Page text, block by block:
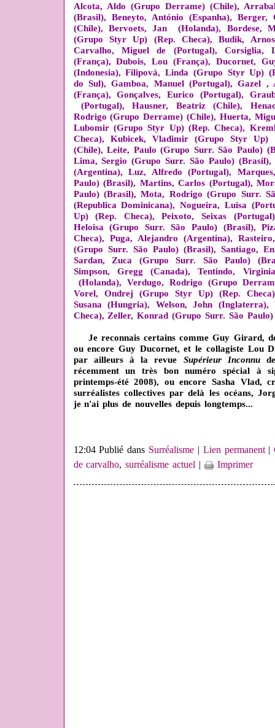
Alcota, Aldo (Grupo Derrame) (Chile),
(Brasil), Beneyto, António (Espanha),
(Chile), Bervoets, Jan
(Holanda), Bordese,
(Grupo Styr Up) (Rep. Checa), Budik,
Carvalho, Miguel de (Portugal), Corsiglia,
(França), Dubois, Lou (França), Ducornet,
(Indonesia), Filipová, Linda (Grupo Styr Up)
do Sul), Gamboa, Manuel (Portugal), Gazel
(França), Gonçalves, Eurico (Portugal),
(Portugal), Hausner, Beatriz (Chile),
Rodrigo (Grupo Derrame) (Chile), Huerta,
Lubomir (Grupo Styr Up) (Rep. Checa),
Checa), Kubicek, Vladimir (Grupo Styr Up)
(Chile), Leite, Paulo (Grupo Surr. São Paulo)
Lima, Sergio (Grupo Surr. São Paulo)
(Argentina), Luz, Alfredo (Portugal),
Paulo) (Brasil), Martins, Carlos (Portugal),
Paulo) (Brasil), Mota, Rodrigo (Grupo Surr.
(Republica Dominicana), Nogueira, Luisa
Up) (Rep. Checa), Peixoto, Seixas (Portug
Heloisa (Grupo Surr. São Paulo) (Brasil),
Checa), Puga, Alejandro (Argentina),
(Grupo Surr. São Paulo) (Brasil), Santiago,
Sardan, Zuca (Grupo Surr. São Paulo)
Simpson, Gregg (Canada), Tentindo,
(Holanda), Verdugo, Rodrigo (Grupo
Vorel, Ondrej (Grupo Styr Up) (Rep.
Susana (Hungria), Welson, John
Checa), Zeller, Konrad (Grupo Surr. São
Je reconnais certains comme Guy Girard,
ou encore Guy Ducornet, et le collagiste Lou
par ailleurs à la revue Supérieur Inconnu
récemment un très bon numéro spécial à
printemps-été 2008), ou encore Sasha Vlad,
surréalistes collectives par delà les océans,
je n'ai plus de nouvelles depuis longtemps...
12:04 Publié dans Surréalisme | Lien permanent|
de carvalho,surréalisme actuel | Imprimer